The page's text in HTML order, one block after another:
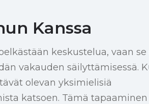
Kanssa
keskustelua, vaan se
vakauden säilyttämisessä.
olevan yksimielisiä
katsoen. Tämä tapaaminen